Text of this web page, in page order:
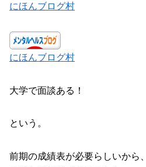
にほんブログ村
にほんブログ村
大学で面談ある！
という。
前期の成績表が必要らしいから